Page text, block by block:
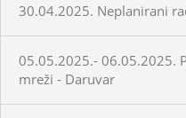
30.04.2025. Neplanirani
05.05.2025.- 06.05.2025.
mreži - Daruvar